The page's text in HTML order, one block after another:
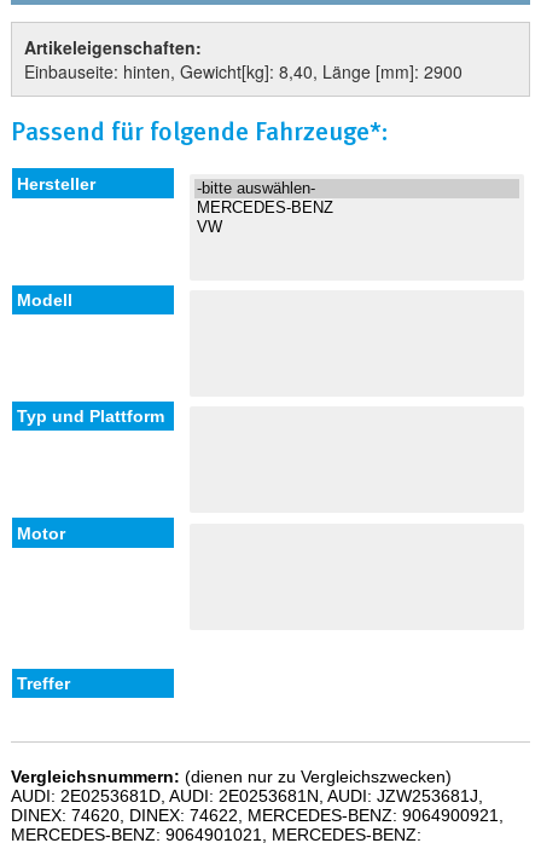
Artikeleigenschaften:
Einbauseite: hinten, Gewicht[kg]: 8,40, Länge [mm]: 2900
Passend für folgende Fahrzeuge*:
Vergleichsnummern: (dienen nur zu Vergleichszwecken)
AUDI: 2E0253681D, AUDI: 2E0253681N, AUDI: JZW253681J,
DINEX: 74620, DINEX: 74622, MERCEDES-BENZ: 9064900921,
MERCEDES-BENZ: 9064901021, MERCEDES-BENZ: